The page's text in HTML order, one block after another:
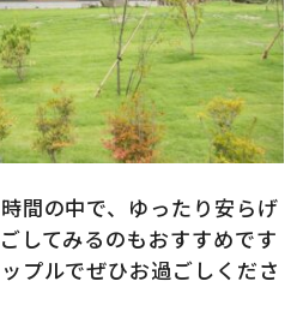
間の中で、ゆったり安らげ
してみるのもおすすめです
プルでぜひお過ごしくださ